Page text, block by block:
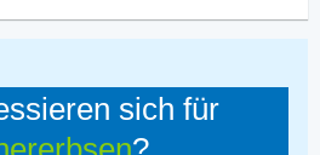
sich für